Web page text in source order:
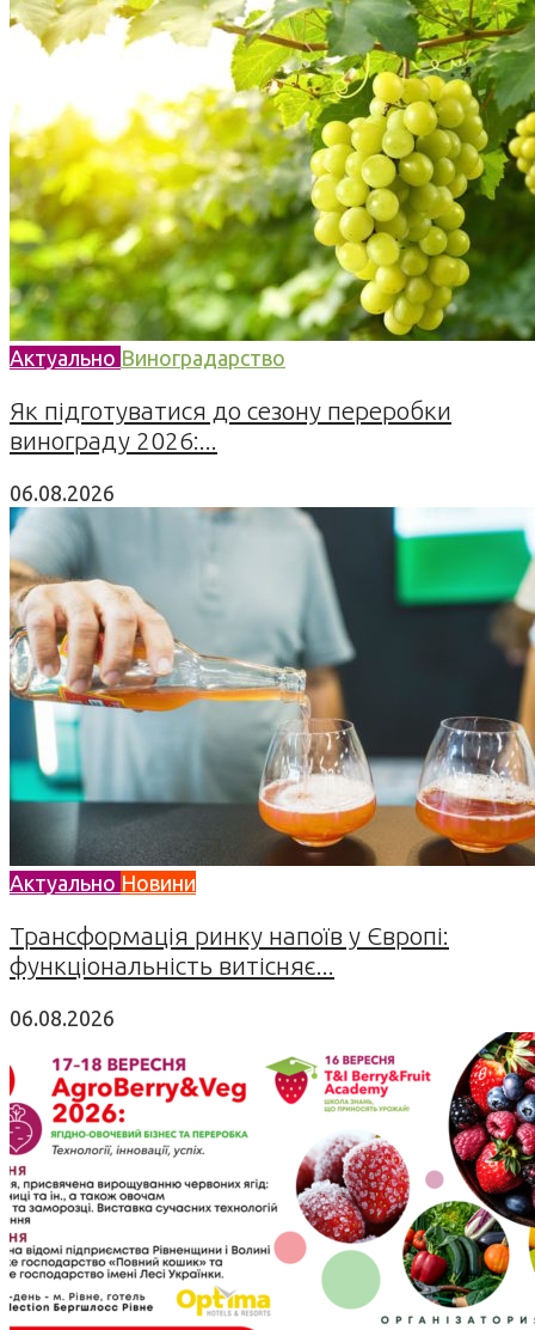
Актуально Виноградарство
Як підготуватися до сезону переробки
винограду 2026:...
06.08.2026
Актуально Новини
Трансформація ринку напоїв у Європі:
функціональність витісняє...
06.08.2026